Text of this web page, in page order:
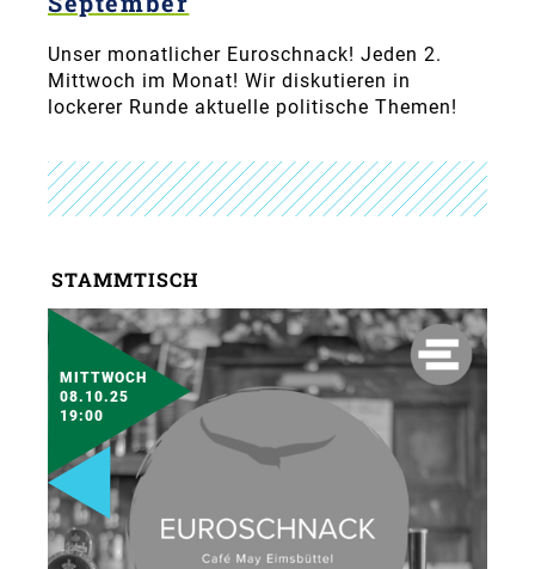
Unser monatlicher Euroschnack! Jeden 2.
Mittwoch im Monat! Wir diskutieren in
lockerer Runde aktuelle politische Themen!
STAMMTISCH
MITTWOCH
08.10.25
19:00